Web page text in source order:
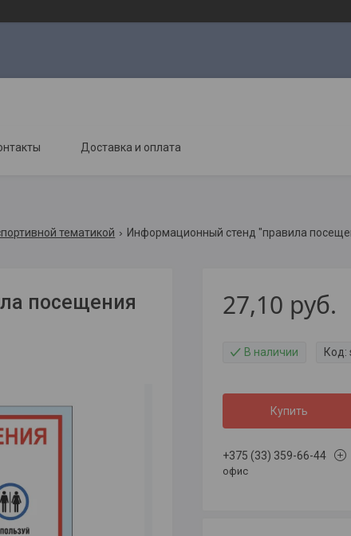
Доставка и оплата
тематикой Информационный стенд "правила
посещения
27,10 руб.
В наличии Код:
Купить
+375 (33) 359-66-44
офис